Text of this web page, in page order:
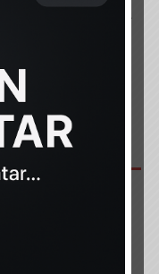
ٱلْمُسْتَقِيمَ۞صِرَطَ ٱلَّذِينَ